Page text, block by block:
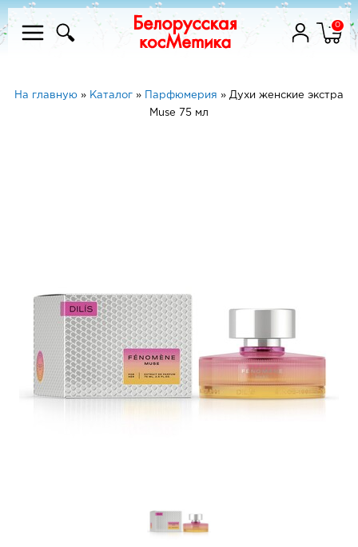
0
На главную » Каталог » Парфюмерия » Духи женские экстра
Muse 75 мл